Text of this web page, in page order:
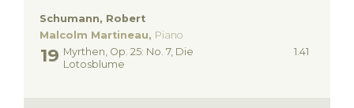
Schumann, Robert
Malcolm Martineau, Piano
1.41
Myrthen, Op. 25: No. 7, Die
Lotosblume